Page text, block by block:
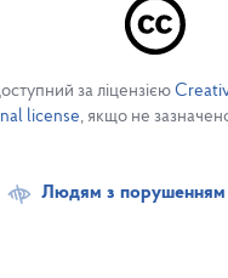
за ліцензією
license, якщо не
Людям з порушенням